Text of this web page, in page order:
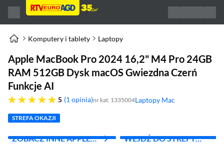
Komputery i tablety Laptopy
Apple MacBook Pro 2024 16,2" M4 Pro 24GB
RAM 512GB Dysk macOS Gwiezdna Czerń
Funkcje AI
5
pięć gwiazdek 1 opinia nr kat. 1335004Laptopy Mac
(otworzy się w nowym oknie)
STREFA OKAZJI
ZOBACZ INNE APPLE
WEJDŹ DO STREFY